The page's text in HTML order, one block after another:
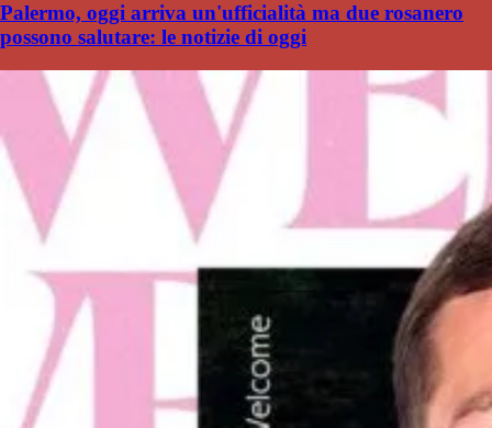
Palermo, oggi arriva un'ufficialità ma due rosanero
possono salutare: le notizie di oggi